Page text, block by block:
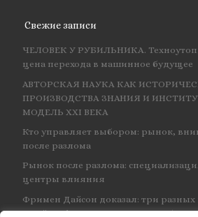
Свежие записи
ЧЕЛОВЕК У РУБИЛЬНИКА.
цена перехода в машинное будущее
АВТОРСКАЯ НАУКА КАК
ПРОИЗВОДСТВА ЗНАНИЯ И
МОДЕЛЬ XXI ВЕКА
Кто управляет выбором: рынок,
после разлома
Рынок после разлома:
центры влияния
Фримен Дайсон доказал: три разных
и той же физике — и навсегда